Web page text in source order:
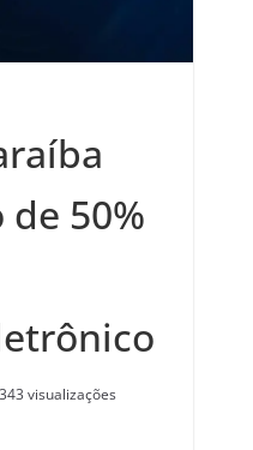
50%
343 visualizações